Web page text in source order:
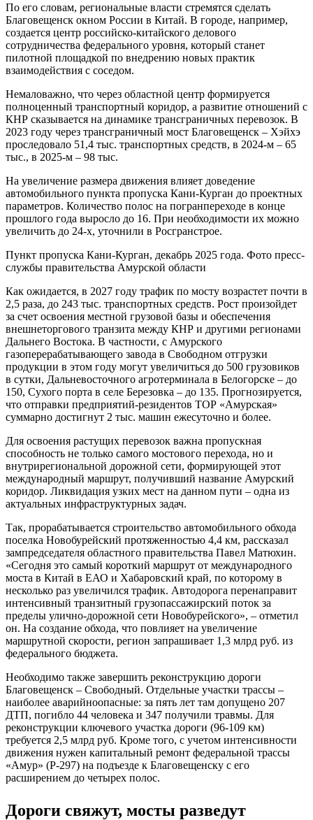
По его словам, региональные власти стремятся сделать
Благовещенск окном России в Китай. В городе, например,
создается центр российско-китайского делового
сотрудничества федерального уровня, который станет
пилотной площадкой по внедрению новых практик
взаимодействия с соседом.
Немаловажно, что через областной центр формируется
полноценный транспортный коридор, а развитие отношений с
КНР сказывается на динамике трансграничных перевозок. В
2023 году через трансграничный мост Благовещенск – Хэйхэ
проследовало 51,4 тыс. транспортных средств, в 2024-м – 65
тыс., в 2025-м – 98 тыс.
На увеличение размера движения влияет доведение
автомобильного пункта пропуска Кани-Курган до проектных
параметров. Количество полос на погранпереходе в конце
прошлого года выросло до 16. При необходимости их можно
увеличить до 24-х, уточнили в Росгранстрое.
Пункт пропуска Кани-Курган, декабрь 2025 года. Фото пресс-
службы правительства Амурской области
Как ожидается, в 2027 году трафик по мосту возрастет почти в
2,5 раза, до 243 тыс. транспортных средств. Рост произойдет
за счет освоения местной грузовой базы и обеспечения
внешнеторгового транзита между КНР и другими регионами
Дальнего Востока. В частности, с Амурского
газоперерабатывающего завода в Свободном отгрузки
продукции в этом году могут увеличиться до 500 грузовиков
в сутки, Дальневосточного агротерминала в Белогорске – до
150, Сухого порта в селе Березовка – до 135. Прогнозируется,
что отправки предприятий-резидентов ТОР «Амурская»
суммарно достигнут 2 тыс. машин ежесуточно и более.
Для освоения растущих перевозок важна пропускная
способность не только самого мостового перехода, но и
внутрирегиональной дорожной сети, формирующей этот
международный маршрут, получивший название Амурский
коридор. Ликвидация узких мест на данном пути – одна из
актуальных инфраструктурных задач.
Так, прорабатывается строительство автомобильного обхода
поселка Новобурейский протяженностью 4,4 км, рассказал
зампредседателя областного правительства Павел Матюхин.
«Сегодня это самый короткий маршрут от международного
моста в Китай в ЕАО и Хабаровский край, по которому в
несколько раз увеличился трафик. Автодорога перенаправит
интенсивный транзитный грузопассажирский поток за
пределы улично-дорожной сети Новобурейского», – отметил
он. На создание обхода, что повлияет на увеличение
маршрутной скорости, регион запрашивает 1,3 млрд руб. из
федерального бюджета.
Необходимо также завершить реконструкцию дороги
Благовещенск – Свободный. Отдельные участки трассы –
наиболее аварийноопасные: за пять лет там допущено 207
ДТП, погибло 44 человека и 347 получили травмы. Для
реконструкции ключевого участка дороги (96-109 км)
требуется 2,5 млрд руб. Кроме того, с учетом интенсивности
движения нужен капитальный ремонт федеральной трассы
«Амур» (Р-297) на подъезде к Благовещенску с его
расширением до четырех полос.
Дороги свяжут, мосты разведут